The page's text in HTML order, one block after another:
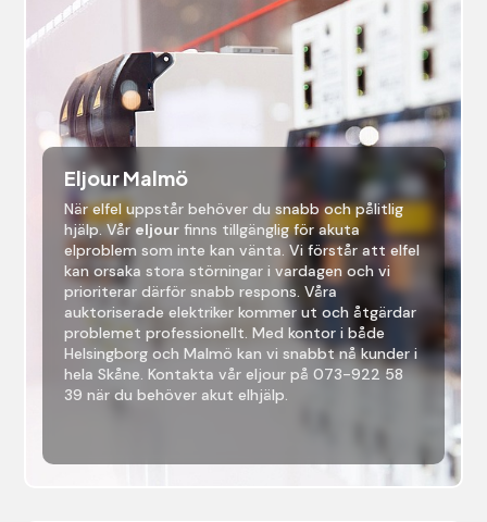
Eljour Malmö
När elfel uppstår behöver du snabb och pålitlig
hjälp. Vår eljour finns tillgänglig för akuta
elproblem som inte kan vänta. Vi förstår att elfel
kan orsaka stora störningar i vardagen och vi
prioriterar därför snabb respons. Våra
auktoriserade elektriker kommer ut och åtgärdar
problemet professionellt. Med kontor i både
Helsingborg och Malmö kan vi snabbt nå kunder i
hela Skåne. Kontakta vår eljour på 073-922 58
39 när du behöver akut elhjälp.